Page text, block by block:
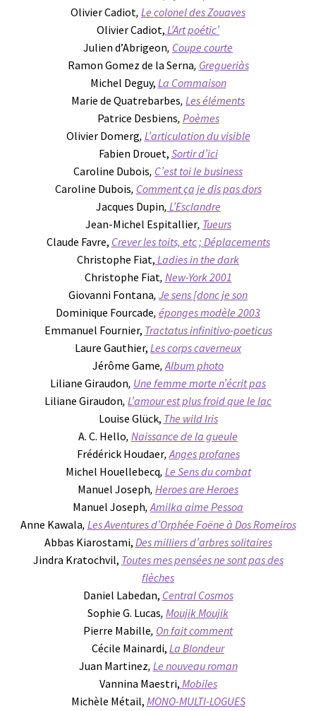
Olivier Cadiot, Le colonel des Zouaves
Olivier Cadiot, L’Art poétic’
Julien d’Abrigeon, Coupe courte
Ramon Gomez de la Serna, Gregueriàs
Michel Deguy, La Commaison
Marie de Quatrebarbes, Les éléments
Patrice Desbiens, Poèmes
Olivier Domerg, L’articulation du visible
Fabien Drouet, Sortir d’ici
Caroline Dubois, C’est toi le business
Caroline Dubois, Comment ça je dis pas dors
Jacques Dupin, L’Esclandre
Jean-Michel Espitallier, Tueurs
Claude Favre, Crever les toits, etc ; Déplacements
Christophe Fiat, Ladies in the dark
Christophe Fiat, New-York 2001
Giovanni Fontana, Je sens [donc je son
Dominique Fourcade, éponges modèle 2003
Emmanuel Fournier, Tractatus infinitivo-poeticus
Laure Gauthier, Les corps caverneux
Jérôme Game,Album photo
Liliane Giraudon, Une femme morte n’écrit pas
Liliane Giraudon, L’amour est plus froid que le lac
Louise Glück, The wild Iris
A. C. Hello, Naissance de la gueule
Frédérick Houdaer,Anges profanes
Michel Houellebecq, Le Sens du combat
Manuel Joseph, Heroes are Heroes
Manuel Joseph,Amilka aime Pessoa
Anne Kawala, Les Aventures d’Orphée Foëne à Dos Romeiros
Abbas Kiarostami, Des milliers d’arbres solitaires
Jindra Kratochvil, Toutes mes pensées ne sont pas des
flèches
Daniel Labedan, Central Cosmos
Sophie G. Lucas, Moujik Moujik
Pierre Mabille, On fait comment
Cécile Mainardi, La Blondeur
Juan Martinez, Le nouveau roman
Vannina Maestri, Mobiles
Michèle Métail, MONO-MULTI-LOGUES